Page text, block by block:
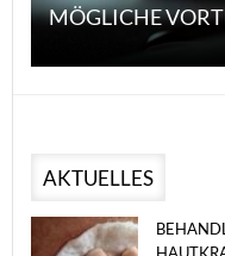
MÖGLICHE
AKTUELLES